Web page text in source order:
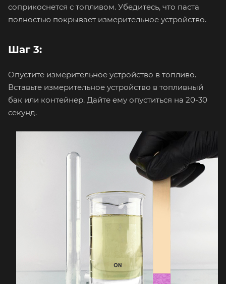
соприкоснется с топливом. Убедитесь, что паста
полностью покрывает измерительное устройство.
Шаг 3:
Опустите измерительное устройство в топливо.
Вставьте измерительное устройство в топливный
бак или контейнер. Дайте ему опуститься на 20-30
секунд.